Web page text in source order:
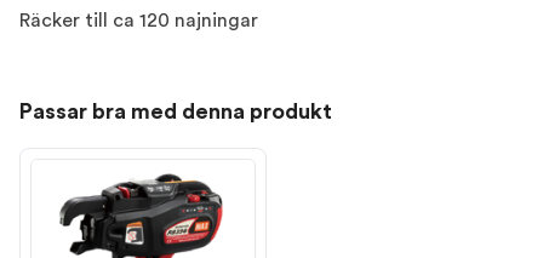
Räcker till ca 120 najningar
Passar bra med denna produkt